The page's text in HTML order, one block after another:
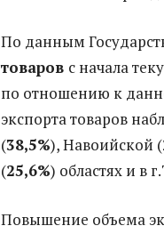
По данным
товаров с начала
по отношению к
экспорта товаров
(38,5%), Навоийской (
(25,6%) областях и в
Повышение объема